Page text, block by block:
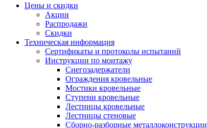
Цены и скидки
Акции
Распродажи
Скидки
Техническая информация
Сертификаты и протоколы испытаний
Инструкции по монтажу
Снегозадержатели
Ограждения кровельные
Мостики кровельные
Ступени кровельные
Лестницы кровельные
Лестницы стеновые
Сборно-разборные металлоконструкции